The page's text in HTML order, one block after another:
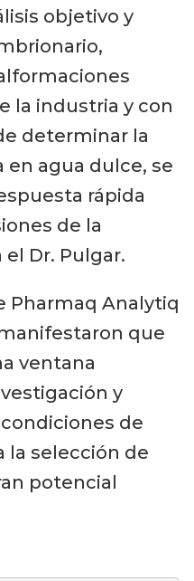
objetivo y
la industria y con
determinar la
en agua dulce, se
rápida
de la
Dr. Pulgar.
Pharmaq Analytiq
que
ventana
y
de
la selección de
potencial